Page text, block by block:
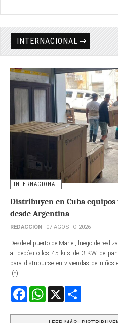
INTERNACIONAL
INTERNACIONAL
Distribuyen en Cuba
desde Argentina
REDACCIÓN 07 AGOSTO 2026
Desde el puerto de Mariel, luego de
al depósito los 45 kits de 3 KW de
para distribuirse en viviendas de niños
(*)
FacebookWhatsApp